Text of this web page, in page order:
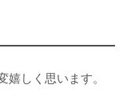
しく思います。